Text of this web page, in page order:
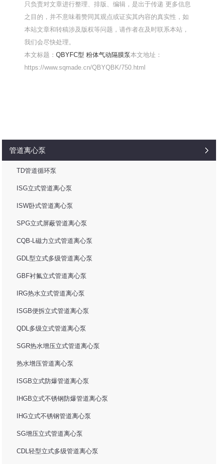
只负责对文章进行整理、排版、编辑，是出于传递 更多信息
之目的，并不意味着赞同其观点或证实其内容的真实性，如
本站文章和转稿涉及版权等问题，请作者在及时联系本站，
我们会尽快处理。
本文标题：QBYFC型 粉体气动隔膜泵本文地址：
https://www.sqmade.cn/QBYQBK/750.html
管道离心泵
TD管道循环泵
ISG立式管道离心泵
ISW卧式管道离心泵
SPG立式屏蔽管道离心泵
CQB-L磁力立式管道离心泵
GDL型立式多级管道离心泵
GBF衬氟立式管道离心泵
IRG热水立式管道离心泵
ISGB便拆立式管道离心泵
QDL多级立式管道离心泵
SGR热水增压立式管道离心泵
热水增压管道离心泵
ISGB立式防爆管道离心泵
IHGB立式不锈钢防爆管道离心泵
IHG立式不锈钢管道离心泵
SG增压立式管道离心泵
CDL轻型立式多级管道离心泵